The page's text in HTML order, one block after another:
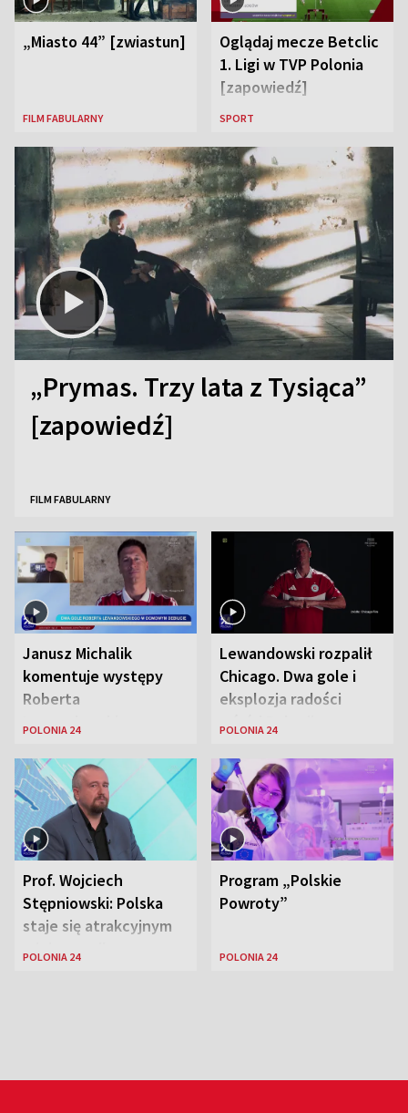
„Miasto 44” [zwiastun]
FILM FABULARNY
Oglądaj mecze Betclic
1. Ligi w TVP Polonia
[zapowiedź]
SPORT
„Prymas. Trzy lata z Tysiąca”
[zapowiedź]
FILM FABULARNY
Janusz Michalik
komentuje występy
Roberta
Lewandowskiego w
Zjednoczonych
POLONIA 24
Lewandowski rozpalił
Chicago. Dwa gole i
eksplozja radości
wśród Polonii
POLONIA 24
Prof. Wojciech
Stępniowski: Polska
staje się atrakcyjnym
miejscem dla
POLONIA 24
Program „Polskie
Powroty”
POLONIA 24